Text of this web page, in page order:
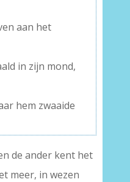
aan het
in zijn mond,
hem zwaaide
de ander kent het
meer, in wezen